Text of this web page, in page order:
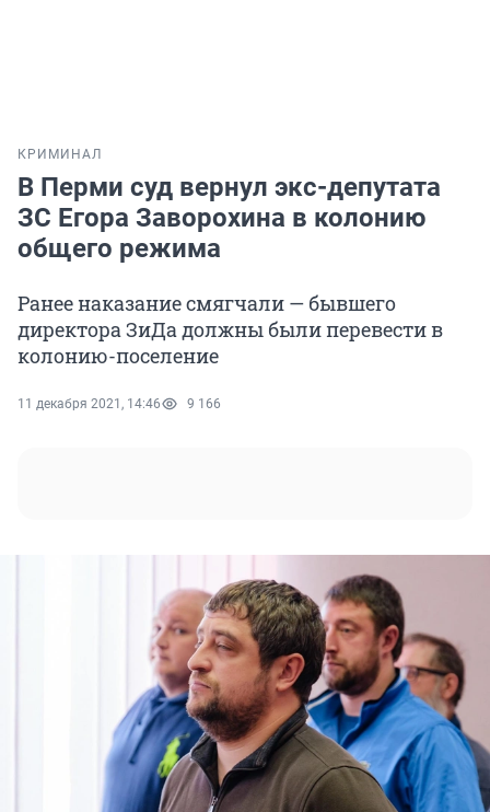
КРИМИНАЛ
В Перми суд вернул экс-депутата
ЗС Егора Заворохина в колонию
общего режима
Ранее наказание смягчали — бывшего
директора ЗиДа должны были перевести в
колонию-поселение
11 декабря 2021, 14:46 9 166